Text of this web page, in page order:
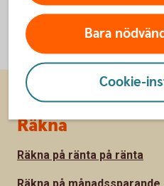
Bara
Cookie-
Sidfot
Räkna
Räkna på ränta på ränta